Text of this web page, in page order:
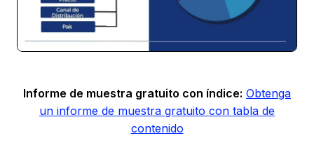
Informe de muestra gratuito con índice: Obtenga
un informe de muestra gratuito con tabla de
contenido